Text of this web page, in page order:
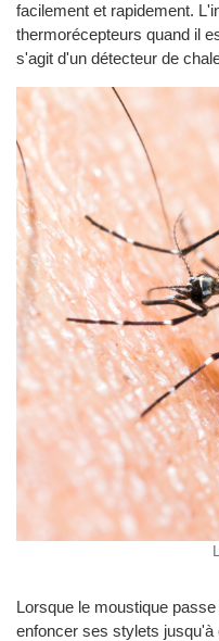
facilement et rapidement.
thermorécepteurs quand il
s'agit d'un détecteur de
Lorsque le moustique
enfoncer ses stylets jusqu'à